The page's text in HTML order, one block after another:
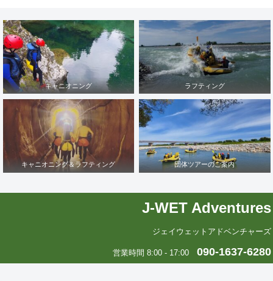
キャニオニング ラフティング
キャニオニング＆ラフティング 団体ツアーのご案内
J-WET Adventures
ジェイウェットアドベンチャーズ
営業時間 8:00 - 17:00 090-1637-6280